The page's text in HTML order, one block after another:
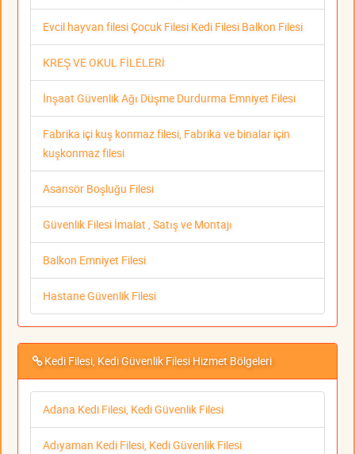
Evcil hayvan filesi Çocuk Filesi Kedi Filesi Balkon Filesi
KREŞ VE OKUL FİLELERİ
İnşaat Güvenlik Ağı Düşme Durdurma Emniyet Filesi
Fabrika içi kuş konmaz filesi, Fabrika ve binalar için
kuşkonmaz filesi
Asansör Boşluğu Filesi
Güvenlik Filesi İmalat , Satış ve Montajı
Balkon Emniyet Filesi
Hastane Güvenlik Filesi
Kedi Filesi, Kedi Güvenlik Filesi Hizmet Bölgeleri
Adana Kedi Filesi, Kedi Güvenlik Filesi
Adıyaman Kedi Filesi, Kedi Güvenlik Filesi